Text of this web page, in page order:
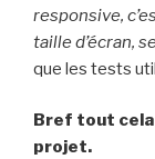
responsive,
taille d’écran,
que les tests
Bref tout
projet.